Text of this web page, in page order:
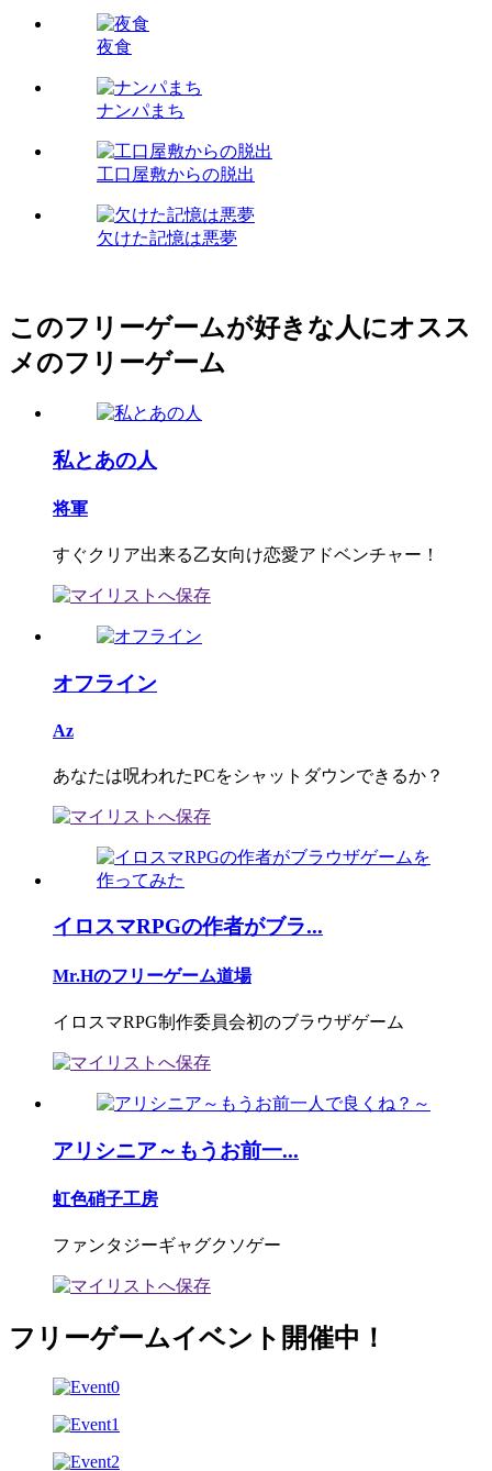
夜食
ナンパまち
工口屋敷からの脱出
欠けた記憶は悪夢
このフリーゲームが好きな人にオスス
メのフリーゲーム
私とあの人
将軍
すぐクリア出来る乙女向け恋愛アドベンチャー！
オフライン
Az
あなたは呪われたPCをシャットダウンできるか？
イロスマRPGの作者がブラ...
Mr.Hのフリーゲーム道場
イロスマRPG制作委員会初のブラウザゲーム
アリシニア～もうお前一...
虹色硝子工房
ファンタジーギャグクソゲー
フリーゲームイベント開催中！